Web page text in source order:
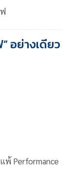
อย่างเดียว
พ้ Performance